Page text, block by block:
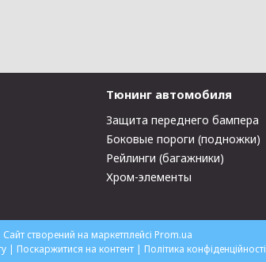
Тюнинг автомобиля
Защита переднего бампера
Боковые пороги (подножки)
Рейлинги (багажники)
Хром-элементы
Сайт створений на маркетплейсі Prom.ua
Світ Автотюнінгу | Поскаржитися на контент | Політика конфіденційності